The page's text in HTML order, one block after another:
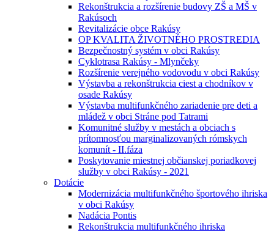
Rekonštrukcia a rozšírenie budovy ZŠ a MŠ v
Rakúsoch
Revitalizácie obce Rakúsy
OP KVALITA ŽIVOTNÉHO PROSTREDIA
Bezpečnostný systém v obci Rakúsy
Cyklotrasa Rakúsy - Mlynčeky
Rozšírenie verejného vodovodu v obci Rakúsy
Výstavba a rekonštrukcia ciest a chodníkov v
osade Rakúsy
Výstavba multifunkčného zariadenie pre deti a
mládež v obci Stráne pod Tatrami
Komunitné služby v mestách a obciach s
prítomnosťou marginalizovaných rómskych
komunít - II.fáza
Poskytovanie miestnej občianskej poriadkovej
služby v obci Rakúsy - 2021
Dotácie
Modernizácia multifunkčného športového ihriska
v obci Rakúsy
Nadácia Pontis
Rekonštrukcia multifunkčného ihriska